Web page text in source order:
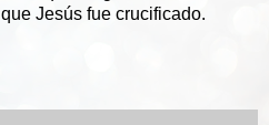
Jesús fue crucificado.